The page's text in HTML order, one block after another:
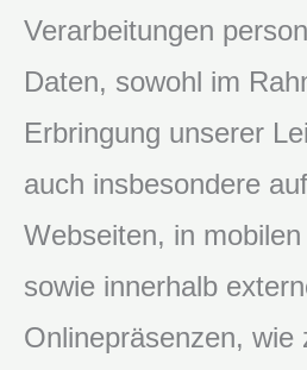
Verarbeitungen
Daten, sowohl im
Erbringung unserer
auch insbesondere
Webseiten, in
sowie innerhalb
Onlinepräsenzen, wie